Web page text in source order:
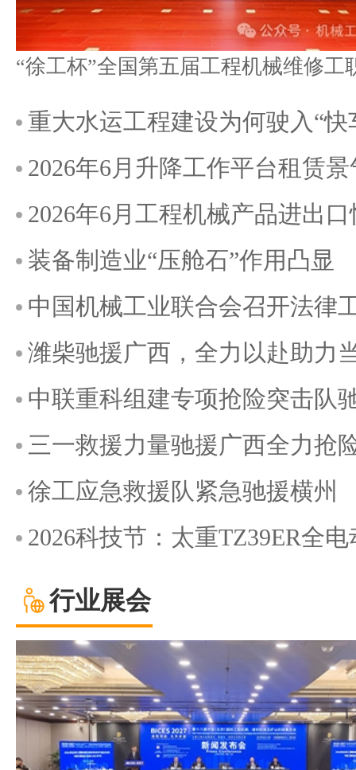
重大水运工程建设为何驶入“快
2026年6月升降工作平台租赁
2026年6月工程机械产品进出
装备制造业“压舱石”作用凸显
中国机械工业联合会召开法律
潍柴驰援广西，全力以赴助力
中联重科组建专项抢险突击队
三一救援力量驰援广西全力抢
徐工应急救援队紧急驰援横州
2026科技节：太重TZ39ER全
行业展会